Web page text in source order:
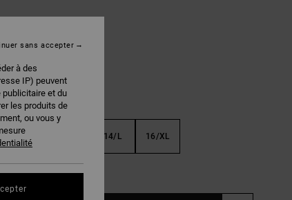
10/S 14/L 16/XL
à des
IP) peuvent
publicitaire et du
les produits de
ou vous y
sans accepter